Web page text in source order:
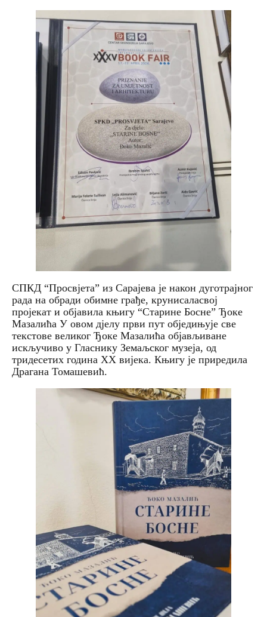
СПКД “Просвјета” из Сарајева је након дуготрајног
рада на обради обимне грађе, крунисаласвој
пројекат и објавила књигу “Старине Босне” Ђоке
Мазалића У овом дјелу први пут обједињује све
текстове великог Ђоке Мазалића објављиване
искључиво у Гласнику Земаљског музеја, од
тридесетих година XX вијека. Књигу је приредила
Драгана Томашевић.